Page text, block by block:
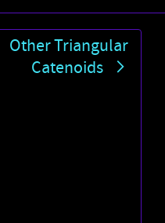
Other Triangular
Catenoids